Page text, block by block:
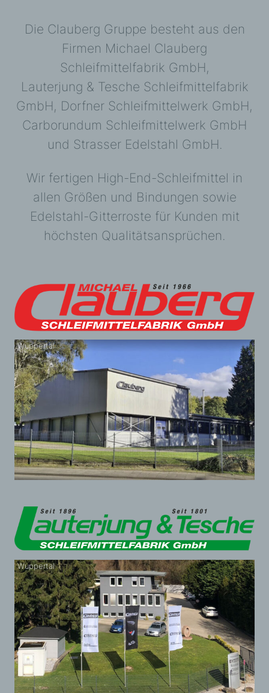
Die Clauberg Gruppe besteht aus den
Firmen Michael Clauberg
Schleifmittelfabrik GmbH,
Lauterjung & Tesche Schleifmittelfabrik
GmbH, Dorfner Schleifmittelwerk GmbH,
Carborundum Schleifmittelwerk GmbH
und Strasser Edelstahl GmbH.
Wir fertigen High-End-Schleifmittel in
allen Größen und Bindungen sowie
Edelstahl-Gitterroste für Kunden mit
höchsten Qualitätsansprüchen.
Wuppertal
Wuppertal